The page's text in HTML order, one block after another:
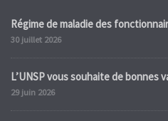
Régime de maladie des
30 juillet 2026
L’UNSP vous souhaite de bonnes
29 juin 2026